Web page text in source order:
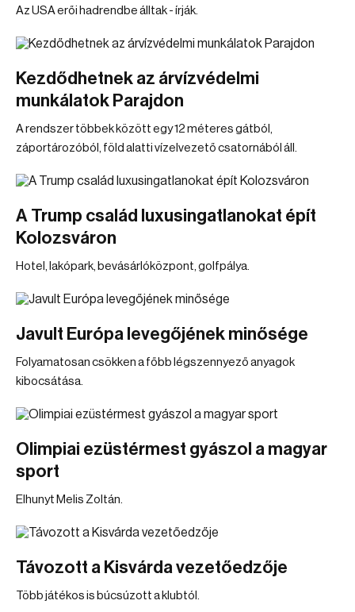
Az USA erői hadrendbe álltak - írják.
Kezdődhetnek az árvízvédelmi
munkálatok Parajdon
A rendszer többek között egy 12 méteres gátból,
záportározóból, föld alatti vízelvezető csatornából áll.
A Trump család luxusingatlanokat épít
Kolozsváron
Hotel, lakópark, bevásárlóközpont, golfpálya.
Javult Európa levegőjének minősége
Folyamatosan csökken a főbb légszennyező anyagok
kibocsátása.
Olimpiai ezüstérmest gyászol a magyar
sport
Elhunyt Melis Zoltán.
Távozott a Kisvárda vezetőedzője
Több játékos is búcsúzott a klubtól.